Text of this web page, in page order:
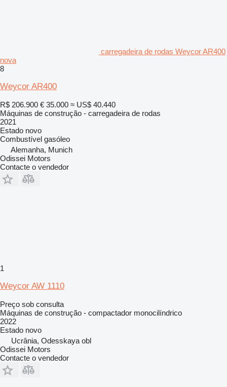
carregadeira de rodas Weycor AR400
nova
8
Weycor AR400
R$ 206.900 € 35.000 ≈ US$ 40.440
Máquinas de construção - carregadeira de rodas
2021
Estado novo
Combustível gasóleo
Alemanha, Munich
Odissei Motors
Contacte o vendedor
1
Weycor AW 1110
Preço sob consulta
Máquinas de construção - compactador monocilíndrico
2022
Estado novo
Ucrânia, Odesskaya obl
Odissei Motors
Contacte o vendedor